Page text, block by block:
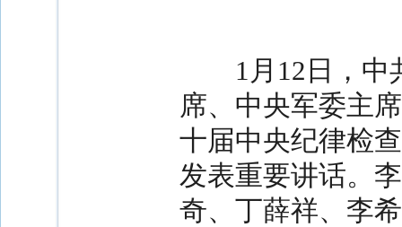
1月12日，中
席、中央军委主
十届中央纪律检
发表重要讲话。
奇、丁薛祥、李